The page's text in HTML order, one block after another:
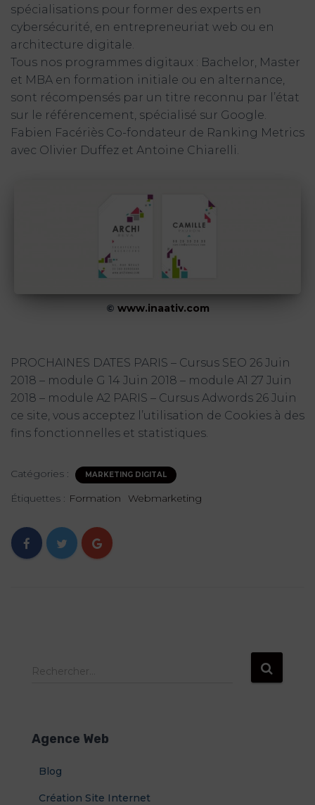
spécialisations pour former des experts en
cybersécurité, en entrepreneuriat web ou en
architecture digitale.
Tous nos programmes digitaux : Bachelor, Master
et MBA en formation initiale ou en alternance,
sont récompensés par un titre reconnu par l’état
sur le référencement, spécialisé sur Google.
Fabien Facériès Co-fondateur de Ranking Metrics
avec Olivier Duffez et Antoine Chiarelli.
© www.inaativ.com
PROCHAINES DATES PARIS – Cursus SEO 26 Juin
2018 – module G 14 Juin 2018 – module A1 27 Juin
2018 – module A2 PARIS – Cursus Adwords 26 Juin
ce site, vous acceptez l’utilisation de Cookies à des
fins fonctionnelles et statistiques.
Catégories : MARKETING DIGITAL
Étiquettes : Formation Webmarketing
R
r
Rechercher…
Agence Web
Blog
Création Site Internet